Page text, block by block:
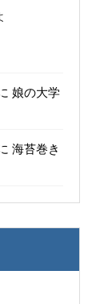
娘の大学
海苔巻き